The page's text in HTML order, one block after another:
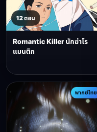
12 ตอน
Romantic Killer นักฆ่าโร
แมนติก
พากย์ไทย